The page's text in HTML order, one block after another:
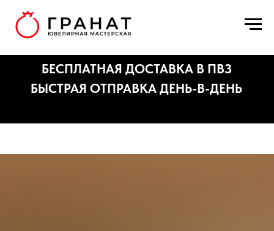
БЫСТРАЯ ОТПРАВКА ДЕНЬ-В-ДЕНЬ